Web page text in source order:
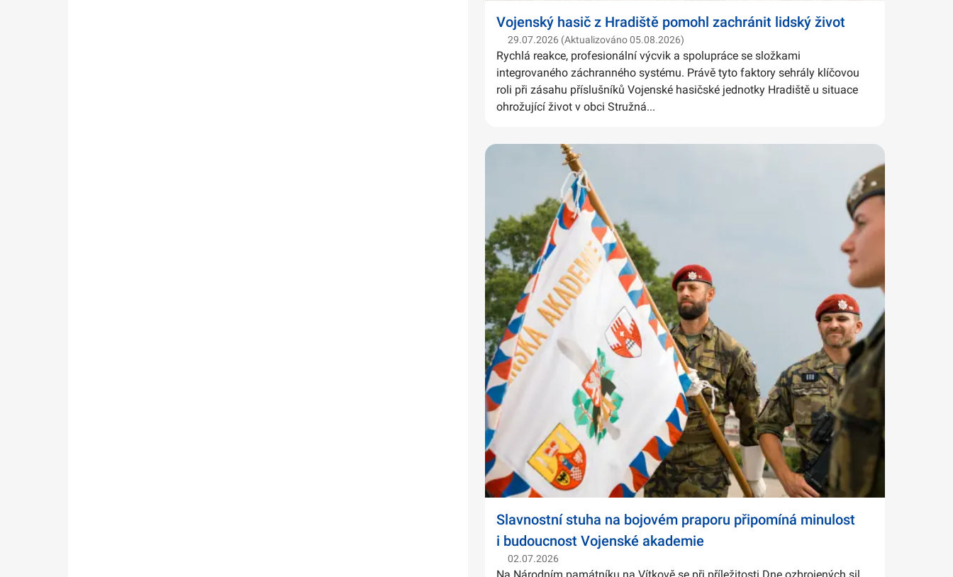
Vojenský hasič z Hradiště pomohl zachránit lidský život
29.07.2026 (Aktualizováno 05.08.2026)
Rychlá reakce, profesionální výcvik a spolupráce se složkami
integrovaného záchranného systému. Právě tyto faktory sehrály klíčovou
roli při zásahu příslušníků Vojenské hasičské jednotky Hradiště u situace
ohrožující život v obci Stružná...
Slavnostní stuha na bojovém praporu připomíná minulost
i budoucnost Vojenské akademie
02.07.2026